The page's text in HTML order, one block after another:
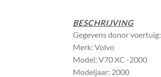
BESCHRIJVING
Gegevens donor voertuig:
Merk: Volvo
Model: V70 XC -2000
Modeljaar: 2000